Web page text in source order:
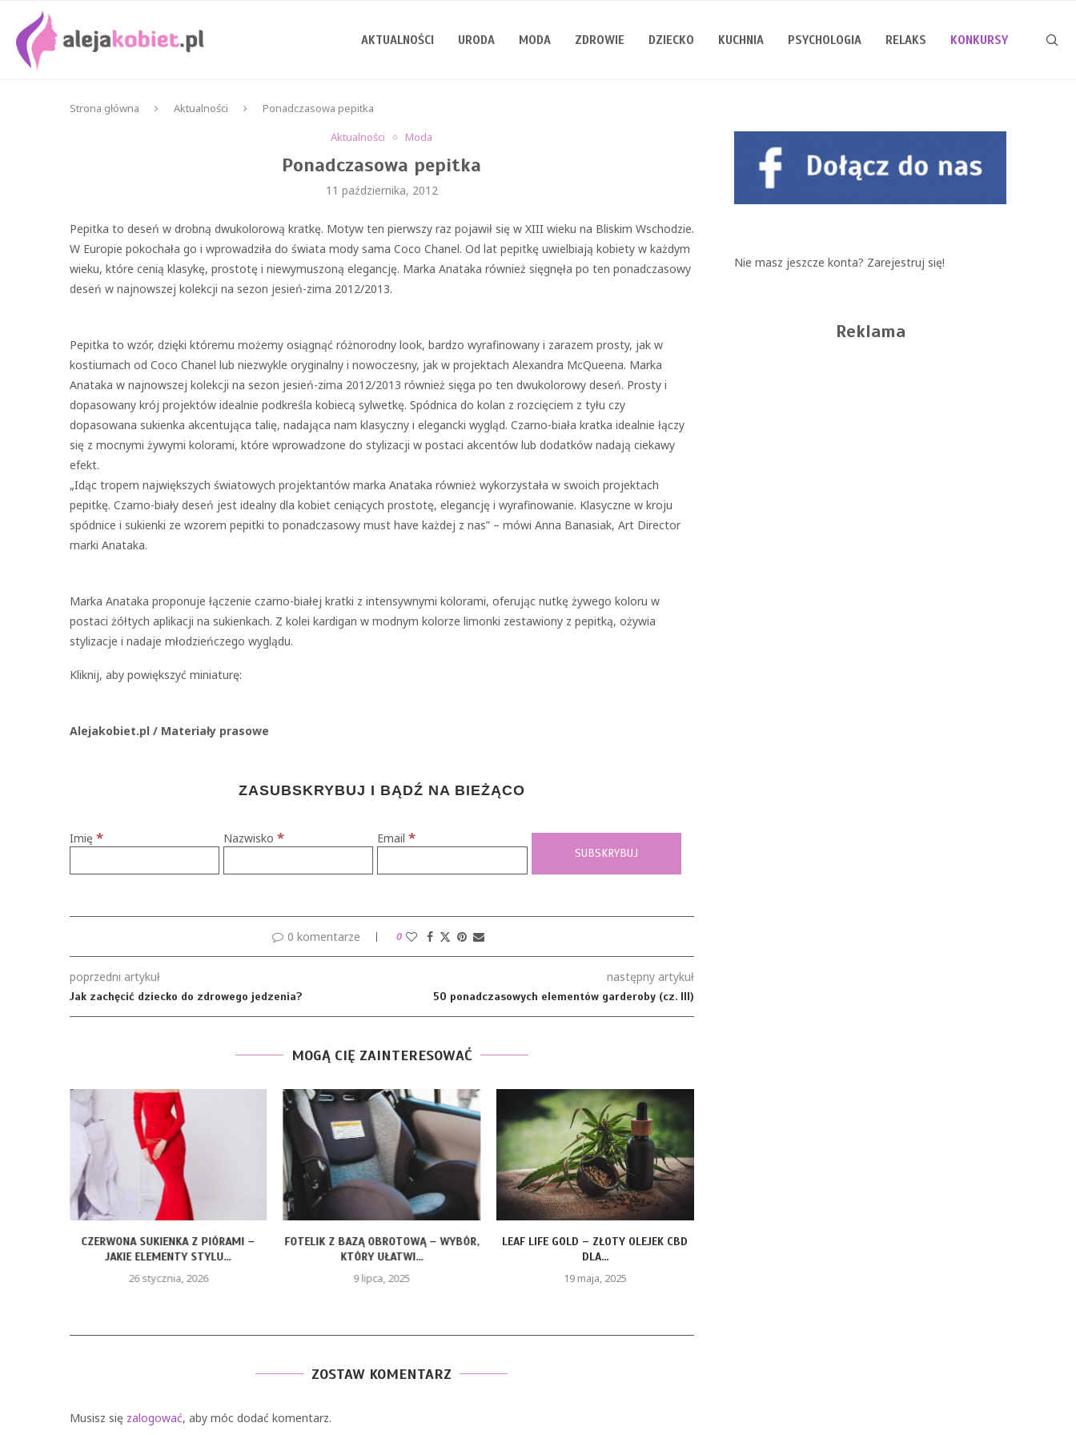
AKTUALNOŚCI URODA MODA ZDROWIE DZIECKO KUCHNIA PSYCHOLOGIA RELAKS KONKURSY
Strona główna Aktualności
Ponadczasowa pepitka
Aktualności
Moda
Ponadczasowa pepitka
11 października, 2012
Pepitka to deseń w drobną dwukolorową kratkę. Motyw ten pierwszy raz pojawił się w XIII wieku na Bliskim Wschodzie.
W Europie pokochała go i wprowadziła do świata mody sama Coco Chanel. Od lat pepitkę uwielbiają kobiety w każdym
wieku, które cenią klasykę, prostotę i niewymuszoną elegancję. Marka Anataka również sięgnęła po ten ponadczasowy
deseń w najnowszej kolekcji na sezon jesień-zima 2012/2013.
Pepitka to wzór, dzięki któremu możemy osiągnąć różnorodny look, bardzo wyrafinowany i zarazem prosty, jak w
kostiumach od Coco Chanel lub niezwykle oryginalny i nowoczesny, jak w projektach Alexandra McQueena. Marka
Anataka w najnowszej kolekcji na sezon jesień-zima 2012/2013 również sięga po ten dwukolorowy deseń. Prosty i
dopasowany krój projektów idealnie podkreśla kobiecą sylwetkę. Spódnica do kolan z rozcięciem z tyłu czy
dopasowana sukienka akcentująca talię, nadająca nam klasyczny i elegancki wygląd. Czarno-biała kratka idealnie łączy
się z mocnymi żywymi kolorami, które wprowadzone do stylizacji w postaci akcentów lub dodatków nadają ciekawy
efekt.
„Idąc tropem największych światowych projektantów marka Anataka również wykorzystała w swoich projektach
pepitkę. Czarno-biały deseń jest idealny dla kobiet ceniących prostotę, elegancję i wyrafinowanie. Klasyczne w kroju
spódnice i sukienki ze wzorem pepitki to ponadczasowy must have każdej z nas” – mówi Anna Banasiak, Art Director
marki Anataka.
Marka Anataka proponuje łączenie czarno-białej kratki z intensywnymi kolorami, oferując nutkę żywego koloru w
postaci żółtych aplikacji na sukienkach. Z kolei kardigan w modnym kolorze limonki zestawiony z pepitką, ożywia
stylizacje i nadaje młodzieńczego wyglądu.
Kliknij, aby powiększyć miniaturę:
Alejakobiet.pl / Materiały prasowe
ZASUBSKRYBUJ I BĄDŹ NA BIEŻĄCO
Imię * Nazwisko* Email*
0 komentarze 0
poprzedni artykuł
Jak zachęcić dziecko do zdrowego jedzenia?
następny artykuł
50 ponadczasowych elementów garderoby (cz. III)
MOGĄ CIĘ ZAINTERESOWAĆ
CZERWONA SUKIENKA Z PIÓRAMI –
JAKIE ELEMENTY STYLU...
26 stycznia, 2026
FOTELIK Z BAZĄ OBROTOWĄ – WYBÓR,
KTÓRY UŁATWI...
9 lipca, 2025
LEAF LIFE GOLD – ZŁOTY OLEJEK CBD
DLA...
19 maja, 2025
ZOSTAW KOMENTARZ
Musisz się zalogować, aby móc dodać komentarz.
Nie masz jeszcze konta? Zarejestruj się!
Reklama